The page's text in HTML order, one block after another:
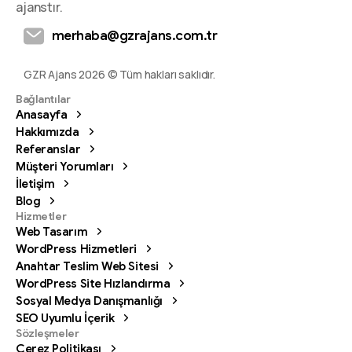
ajanstır.
merhaba@gzrajans.com.tr
GZR Ajans 2026 © Tüm hakları saklıdır.
Bağlantılar
Anasayfa
Hakkımızda
Referanslar
Müşteri Yorumları
İletişim
Blog
Hizmetler
Web Tasarım
WordPress Hizmetleri
Anahtar Teslim Web Sitesi
WordPress Site Hızlandırma
Sosyal Medya Danışmanlığı
SEO Uyumlu İçerik
Sözleşmeler
Çerez Politikası